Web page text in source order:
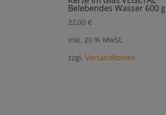
Belebendes Wasser 600 g
22,00€
inkl. 20 % MwSt.
zzgl.Versandkosten